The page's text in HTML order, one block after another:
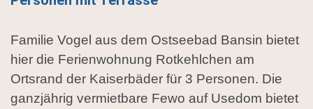
Familie Vogel aus dem Ostseebad Bansin bietet
hier die Ferienwohnung Rotkehlchen am
Ortsrand der Kaiserbäder für 3 Personen. Die
ganzjährig vermietbare Fewo auf Usedom bietet